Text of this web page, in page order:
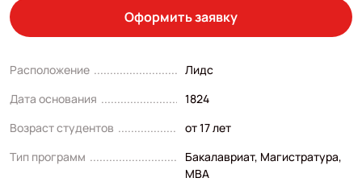
Оформить заявку
Расположение
Лидс
Дата основания
1824
Возраст студентов
от 17 лет
Тип программ
Бакалавриат, Магистратура,
MBA